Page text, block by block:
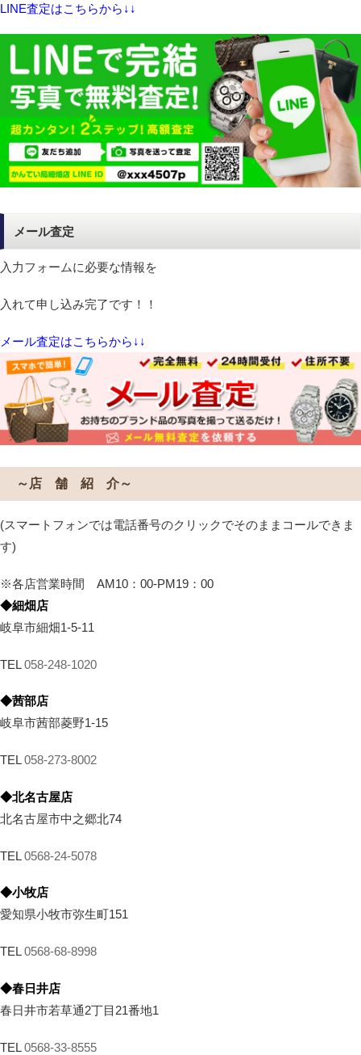
LINE査定はこちらから↓↓
メール査定
入力フォームに必要な情報を
入れて申し込み完了です！！
メール査定はこちらから↓↓
～店 舗 紹 介～
(スマートフォンでは電話番号のクリックでそのままコールできま
す)
※各店営業時間 AM10：00-PM19：00
◆細畑店
岐阜市細畑1-5-11
TEL058-248-1020
◆茜部店
岐阜市茜部菱野1-15
TEL058-273-8002
◆北名古屋店
北名古屋市中之郷北74
TEL0568-24-5078
◆小牧店
愛知県小牧市弥生町151
TEL0568-68-8998
◆春日井店
春日井市若草通2丁目21番地1
TEL0568-33-8555